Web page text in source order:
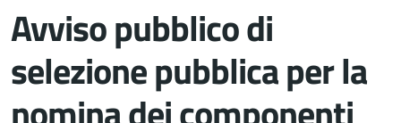
Avviso pubblico di
selezione pubblica per la